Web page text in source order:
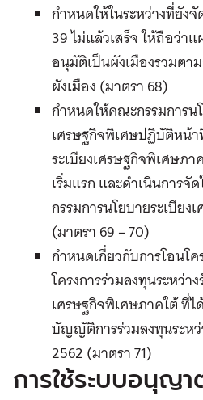
กำหนดให้ในระหว่างที่ยัง
39 ไม่แล้วเสร็จ ให้ถือว่า
อนุมัติเป็นผังเมืองรวมตา
ผังเมือง (มาตรา 68)
กำหนดให้คณะกรรมการ
เศรษฐกิจพิเศษปฏิบัติหน้
ระเบียงเศรษฐกิจพิเศษภ
เริ่มแรก และดำเนินการจั
กรรมการนโยบายระเบีย
(มาตรา 69 – 70)
กำหนดเกี่ยวกับการโอนโ
โครงการร่วมลงทุนระหว่า
เศรษฐกิจพิเศษภาคใต้ ที่ไ
บัญญัติการร่วมลงทุนระหว่
2562 (มาตรา 71)
การใช้ระบบอนุญา